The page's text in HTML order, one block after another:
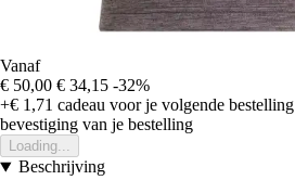
Vanaf
€ 50,00 € 34,15 -32%
+€ 1,71 cadeau voor je volgende bestelling
bevestiging van je bestelling
Loading...
Beschrijving